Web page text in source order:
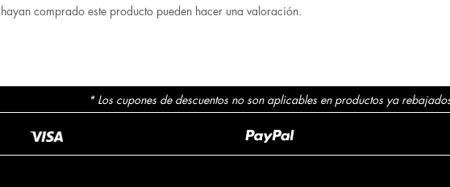
comprado este producto pueden hacer una valoración.
* Los cupones de descuentos no son aplicables en productos ya